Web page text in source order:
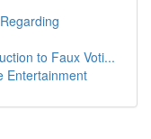
to Faux Voti...
Entertainment